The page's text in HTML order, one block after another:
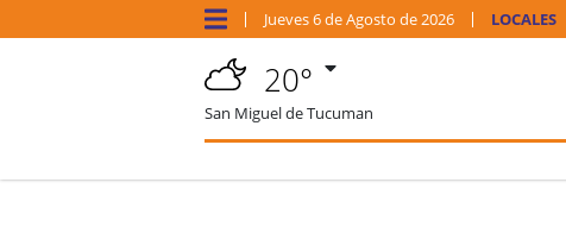
Jueves6 deAgosto de 2026 LOCALES
20°
San Miguel de Tucuman